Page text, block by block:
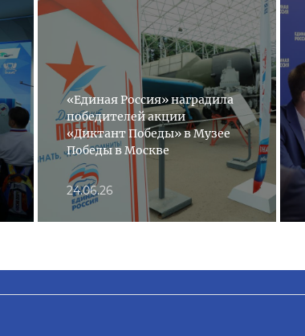
«Единая Россия» наградила
победителей акции
«Диктант Победы» в Музее
Победы в Москве
24.06.26